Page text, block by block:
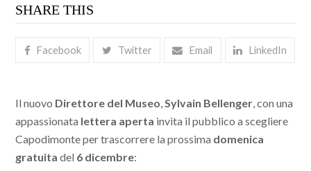
SHARE THIS
Facebook Twitter Email LinkedIn
Il nuovo Direttore del Museo,Sylvain Bellenger, con una
appassionata lettera aperta invita il pubblico a scegliere
Capodimonte per trascorrere la prossima domenica
gratuita del 6 dicembre: